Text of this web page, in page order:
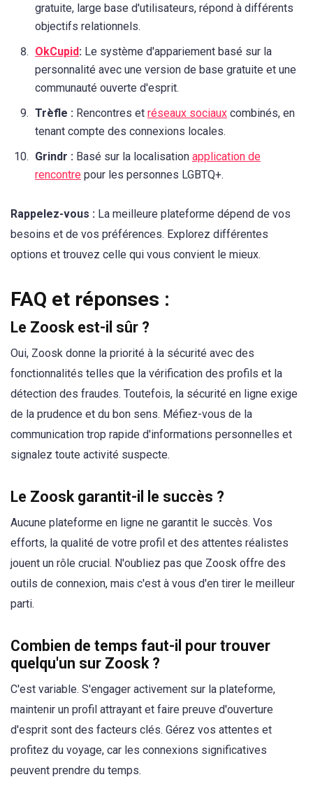
gratuite, large base d'utilisateurs, répond à différents
objectifs relationnels.
OkCupid: Le système d'appariement basé sur la
personnalité avec une version de base gratuite et une
communauté ouverte d'esprit.
Trèfle : Rencontres et réseaux sociaux combinés, en
tenant compte des connexions locales.
Grindr : Basé sur la localisation application de
rencontre pour les personnes LGBTQ+.
Rappelez-vous : La meilleure plateforme dépend de vos
besoins et de vos préférences. Explorez différentes
options et trouvez celle qui vous convient le mieux.
FAQ et réponses :
Le Zoosk est-il sûr ?
Oui, Zoosk donne la priorité à la sécurité avec des
fonctionnalités telles que la vérification des profils et la
détection des fraudes. Toutefois, la sécurité en ligne exige
de la prudence et du bon sens. Méfiez-vous de la
communication trop rapide d'informations personnelles et
signalez toute activité suspecte.
Le Zoosk garantit-il le succès ?
Aucune plateforme en ligne ne garantit le succès. Vos
efforts, la qualité de votre profil et des attentes réalistes
jouent un rôle crucial. N'oubliez pas que Zoosk offre des
outils de connexion, mais c'est à vous d'en tirer le meilleur
parti.
Combien de temps faut-il pour trouver
quelqu'un sur Zoosk ?
C'est variable. S'engager activement sur la plateforme,
maintenir un profil attrayant et faire preuve d'ouverture
d'esprit sont des facteurs clés. Gérez vos attentes et
profitez du voyage, car les connexions significatives
peuvent prendre du temps.